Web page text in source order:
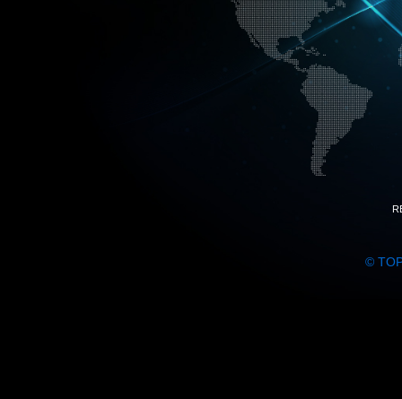
©
led, Topledworld, top led world, top
économie énergie, edf, lumière,